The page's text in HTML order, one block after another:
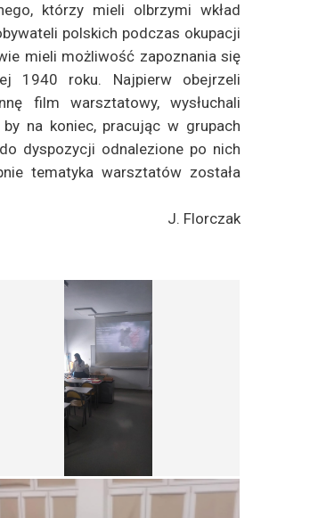
którzy mieli olbrzymi wkład
polskich podczas okupacji
mieli możliwość zapoznania się
1940 roku. Najpierw obejrzeli
film warsztatowy, wysłuchali
na koniec, pracując w grupach
dyspozycji odnalezione po nich
tematyka warsztatów została
J. Florczak